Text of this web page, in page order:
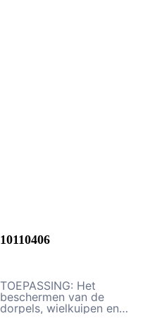
10110406
TOEPASSING: Het
beschermen van de
dorpels, wielkuipen en